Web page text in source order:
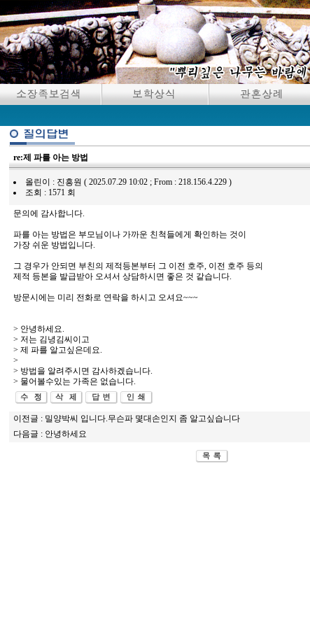
re:제 파를 아는 방법
올린이 : 진흥원 ( 2025.07.29 10:02 ; From : 218.156.4.229 )
조회 : 1571 회
문의에 감사합니다.
파를 아는 방법은 부모님이나 가까운 친척들에게 확인하는 것이
가장 쉬운 방법입니다.
그 경우가 안되면 부친의 제적등본부터 그 이전 호주, 이전 호주 등의
제적 등본을 발급받아 오셔서 상담하시면 좋은 것 같습니다.
방문시에는 미리 전화로 연락을 하시고 오셔요~~~
> 안녕하세요.
> 저는 김녕김씨이고
> 제 파를 알고싶은데요.
>
> 방법을 알려주시면 감사하겠습니다.
> 물어볼수있는 가족은 없습니다.
이전글 : 밀양박씨 입니다.무슨파 몇대손인지 좀 알고싶습니다
다음글 : 안녕하세요